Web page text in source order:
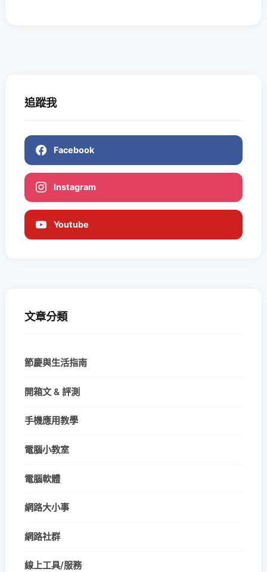
追蹤我
Facebook
Instagram
Youtube
文章分類
節慶與生活指南
開箱文 & 評測
手機應用教學
電腦小教室
電腦軟體
網路大小事
網路社群
線上工具/服務